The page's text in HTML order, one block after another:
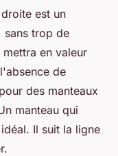
est un
sans trop de
en valeur
de
des manteaux
manteau qui
Il suit la ligne